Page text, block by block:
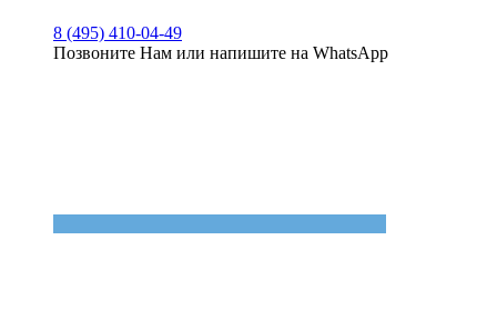
8 (495) 410-04-49
Позвоните Нам или напишите на WhatsApp